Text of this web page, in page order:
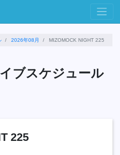
2026年08月 MIZOMOCK NIGHT 225
ブスケジュール
225